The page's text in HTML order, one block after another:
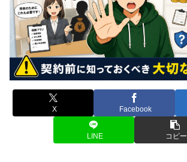
X Facebook
LINE コピー